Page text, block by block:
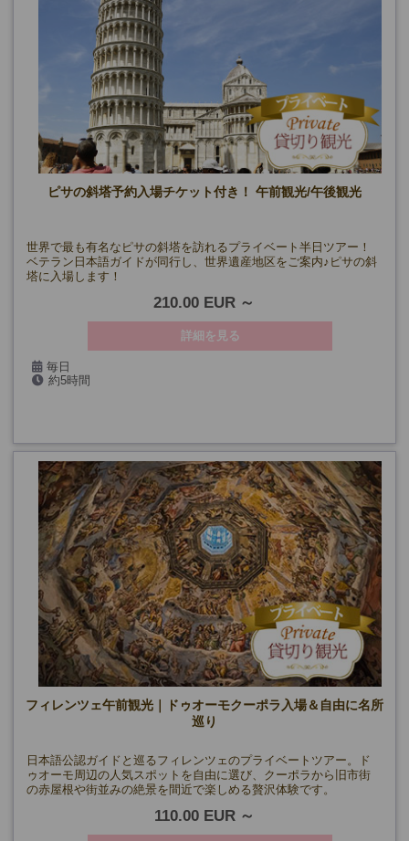
ピサの斜塔予約入場チケット付き！ 午前観光/午後観光
世界で最も有名なピサの斜塔を訪れるプライベート半日ツアー！
ベテラン日本語ガイドが同行し、世界遺産地区をご案内♪ピサの斜
塔に入場します！
210.00 EUR
詳細を見る
毎日
約5時間
フィレンツェ午前観光｜ドゥオーモクーポラ入場＆自由に名所
巡り
日本語公認ガイドと巡るフィレンツェのプライベートツアー。ド
ゥオーモ周辺の人気スポットを自由に選び、クーポラから旧市街
の赤屋根や街並みの絶景を間近で楽しめる贅沢体験です。
110.00 EUR